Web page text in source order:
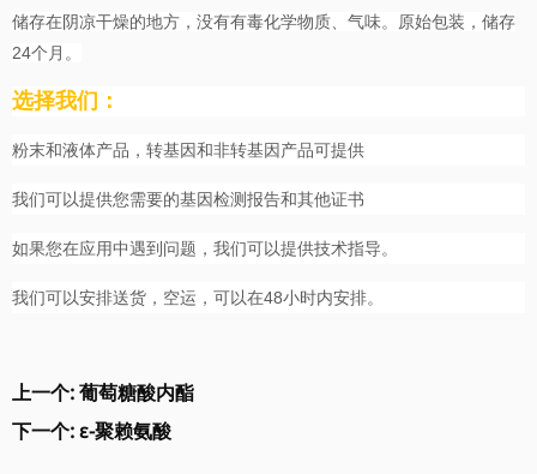
储存在阴凉干燥的地方，没有有毒化学物质、气味。原始包装， 储存
24个月。
选择我们：
粉末和液体产品，转基因和非转基因产品可提供
我们可以提供您需要的基因检测报告和其他证书
如果您在应用中遇到问题，我们可以提供技术指导。
我们可以安排送货，空运，可以在48小时内安排。
上一个:葡萄糖酸内酯
下一个:ε-聚赖氨酸